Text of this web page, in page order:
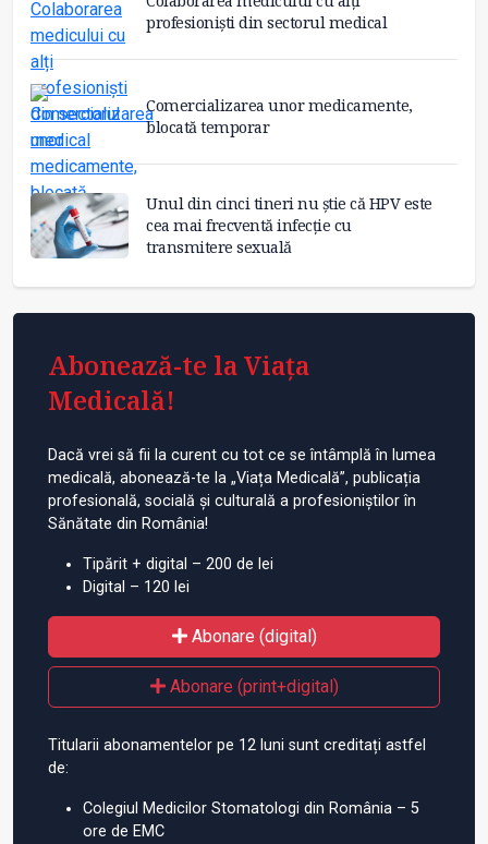
profesioniști din sectorul medical
Comercializarea unor medicamente,
blocată temporar
Unul din cinci tineri nu știe că HPV este
cea mai frecventă infecție cu
transmitere sexuală
Abonează-te la Viața
Medicală!
Dacă vrei să fii la curent cu tot ce se întâmplă în lumea
medicală, abonează-te la „Viața Medicală”, publicația
profesională, socială și culturală a profesioniștilor în
Sănătate din România!
Tipărit + digital – 200 de lei
Digital – 120 lei
Abonare (digital)
Abonare (print+digital)
Titularii abonamentelor pe 12 luni sunt creditați astfel
de:
Colegiul Medicilor Stomatologi din România – 5
ore de EMC